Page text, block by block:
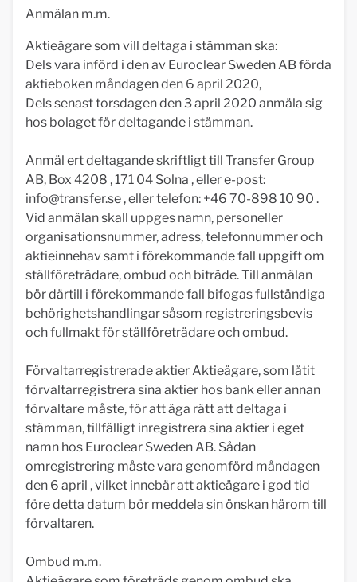
Anmälan m.m.
Aktieägare som vill deltaga i stämman ska:
Dels vara införd i den av Euroclear Sweden AB förda
aktieboken måndagen den 6 april 2020,
Dels senast torsdagen den 3 april 2020 anmäla sig
hos bolaget för deltagande i stämman.
Anmäl ert deltagande skriftligt till Transfer Group
AB, Box 4208 , 171 04 Solna , eller e-post:
info@transfer.se , eller telefon: +46 70-898 10 90 .
Vid anmälan skall uppges namn, personeller
organisationsnummer, adress, telefonnummer och
aktieinnehav samt i förekommande fall uppgift om
ställföreträdare, ombud och biträde. Till anmälan
bör därtill i förekommande fall bifogas fullständiga
behörighetshandlingar såsom registreringsbevis
och fullmakt för ställföreträdare och ombud.
Förvaltarregistrerade aktier Aktieägare, som låtit
förvaltarregistrera sina aktier hos bank eller annan
förvaltare måste, för att äga rätt att deltaga i
stämman, tillfälligt inregistrera sina aktier i eget
namn hos Euroclear Sweden AB. Sådan
omregistrering måste vara genomförd måndagen
den 6 april , vilket innebär att aktieägare i god tid
före detta datum bör meddela sin önskan härom till
förvaltaren.
Ombud m.m.